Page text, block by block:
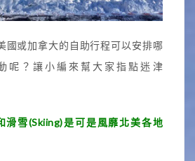
國或加拿大的自助行程可以安排哪
呢？讓小編來幫大家指點迷津
滑雪(Skiing)是可是風靡北美各地